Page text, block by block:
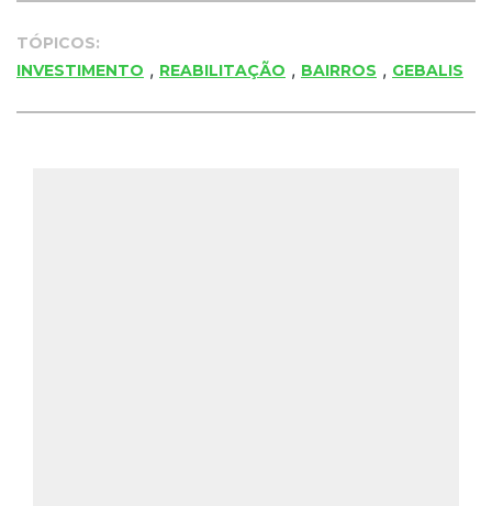
TÓPICOS:
INVESTIMENTO , REABILITAÇÃO , BAIRROS , GEBALIS